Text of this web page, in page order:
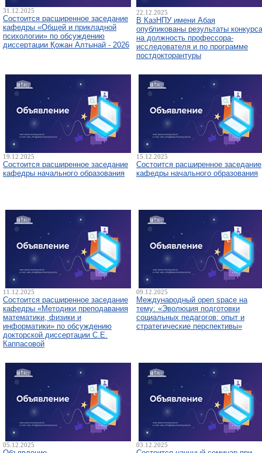
31.12.2025
Состоится расширенное заседание
кафедры «Общей и прикладной
психологии» по обсуждению
диссертации Қожан Алтынай - 2026
22.12.2025
В КазНПУ имени Абая
опубликованы результаты конкурса
на должность профессора-
исследователя и по программе
постдокторантуры
19.12.2025
Состоится расширенное заседание
кафедры начального образования
15.12.2025
Состоится расширенное заседание
кафедры начального образования
11.12.2025
Состоится расширенное заседание
кафедры «Методики преподавания
математики, физики и
информатики» по обсуждению
докторской диссертации С.Е.
Каппасовой
09.12.2025
Международный open space на
тему: «Эволюция подготовки
социальных педагогов: опыт и
стратегические перспективы»
05.12.2025 03.12.2025